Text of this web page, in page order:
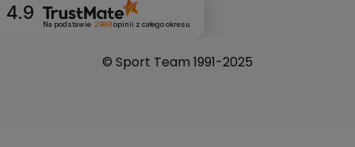
4.9 Na podstawie 2989opinii z całego okresu
© Sport Team 1991-2025